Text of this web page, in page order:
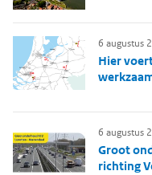
Hier
6 augustus
Groot
richting
6 augustus